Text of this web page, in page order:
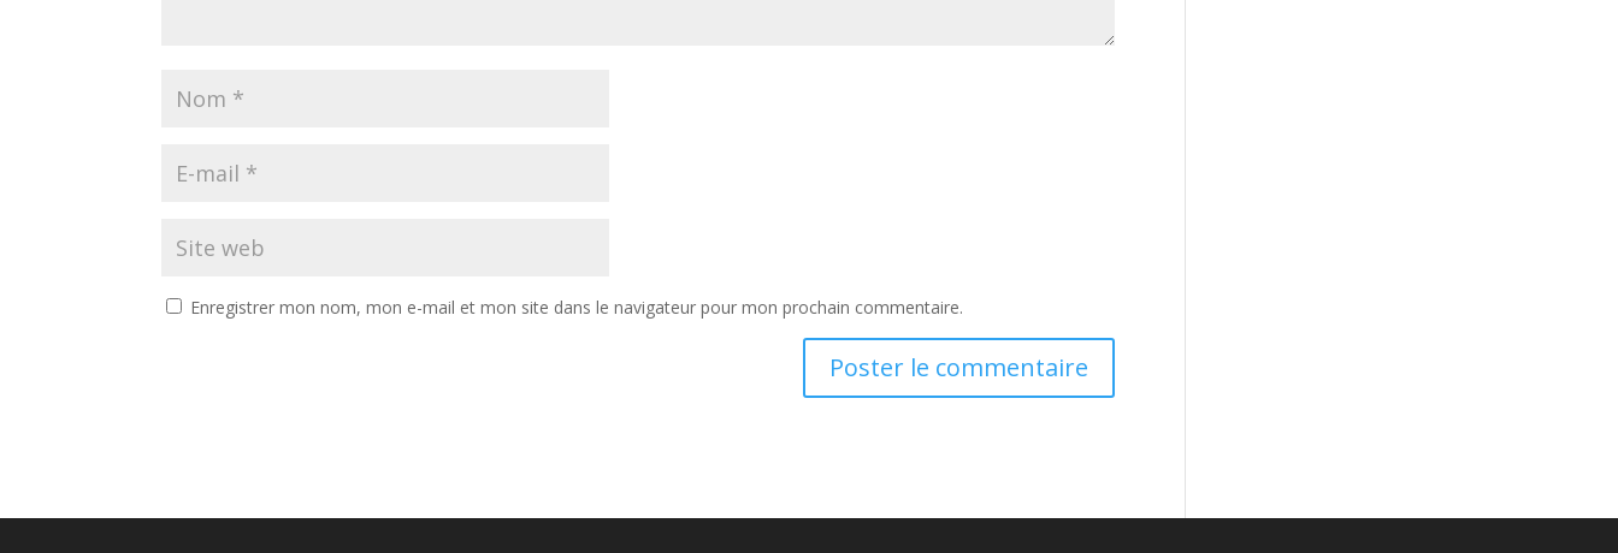
Enregistrer mon nom, mon e-mail et mon site dans le navigateur pour mon prochain commentaire.